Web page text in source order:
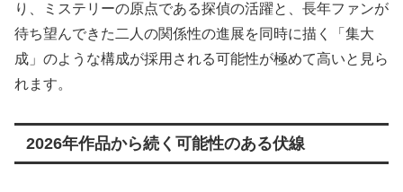
り、ミステリーの原点である探偵の活躍と、長年ファンが
待ち望んできた二人の関係性の進展を同時に描く「集大
成」のような構成が採用される可能性が極めて高いと見ら
れます。
2026年作品から続く可能性のある伏線